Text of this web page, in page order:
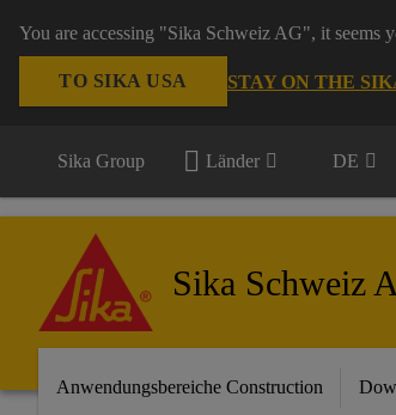
You are accessing "Sika Schweiz AG", it seems
TO SIKA USA STAY ON THE
Sika Group Länder DE
Sika Schweiz
Anwendungsbereiche Construction